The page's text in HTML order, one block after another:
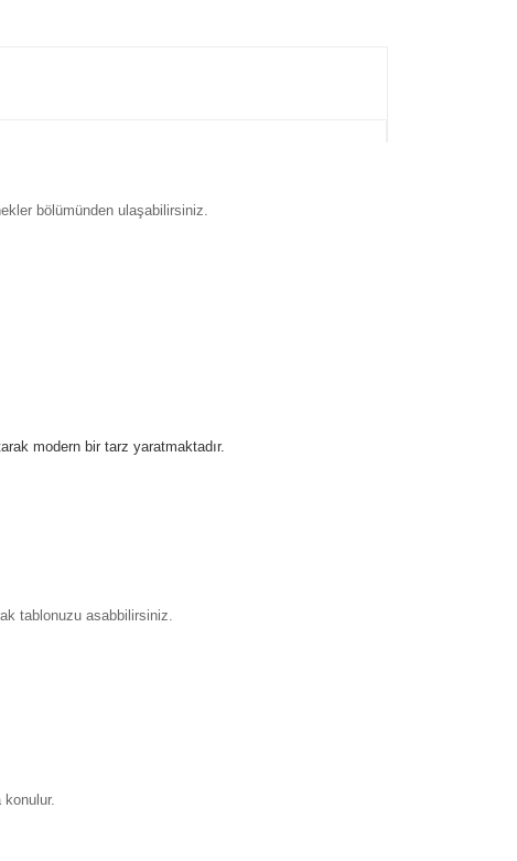
bölümünden ulaşabilirsiniz.
modern bir tarz yaratmaktadır.
tablonuzu asabbilirsiniz.
konulur.